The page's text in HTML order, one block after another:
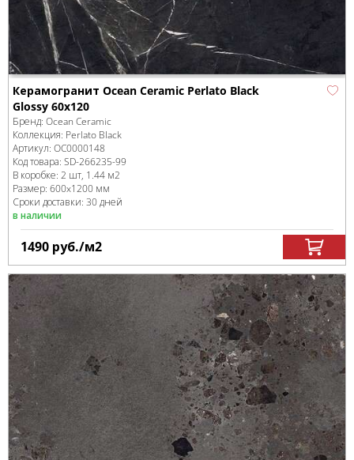
Керамогранит Ocean Ceramic Perlato Black
Glossy 60x120
Бренд: Ocean Ceramic
Коллекция: Perlato Black
Артикул: OC0000148
Код товара: SD-266235-99
В коробке: 2 шт, 1.44 м2
Размер: 600x1200 мм
Сроки доставки: 30 дней
в наличии
1490 руб./м2